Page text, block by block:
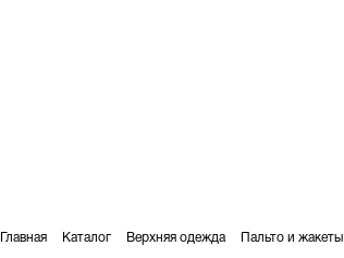
Главная Каталог Верхняя одежда Пальто и жакеты